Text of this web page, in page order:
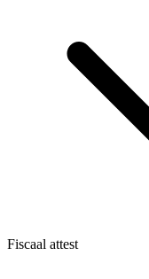
Fiscaal attest